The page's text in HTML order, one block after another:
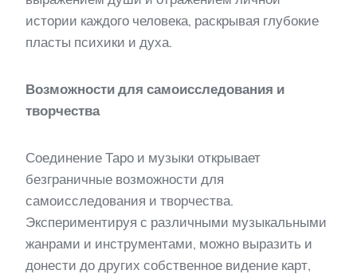
истории каждого человека, раскрывая глубокие
пласты психики и духа.
Возможности для самоисследования и
творчества
Соединение Таро и музыки открывает
безграничные возможности для
самоисследования и творчества.
Экспериментируя с различными музыкальными
жанрами и инструментами, можно выразить и
донести до других собственное видение карт,